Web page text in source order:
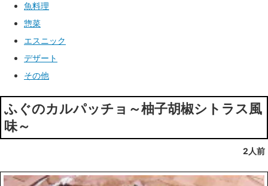
魚料理
惣菜
エスニック
デザート
その他
ふぐのカルパッチョ～柚子胡椒シトラス風
味～
2人前